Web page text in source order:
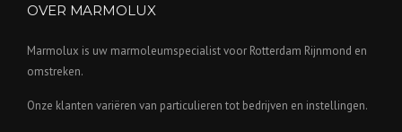
OVER MARMOLUX
Marmolux is uw marmoleumspecialist voor Rotterdam Rijnmond en
omstreken.
Onze klanten variëren van particulieren tot bedrijven en instellingen.